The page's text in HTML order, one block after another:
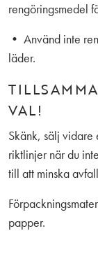
rengöringsmedel
• Använd inte
läder.
VAL!
Skänk, sälj
riktlinjer när du
till att minska
papper.